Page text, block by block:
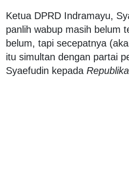
Ketua DPRD Indramayu,
panlih wabup masih belum
belum, tapi secepatnya
itu simultan dengan partai
Syaefudin kepada Republika